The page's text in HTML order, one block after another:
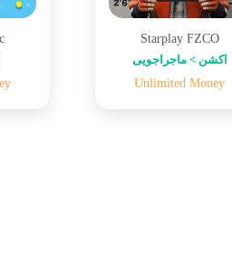
Starplay FZCO
اکشن > ماجراجویی
Unlimited Money